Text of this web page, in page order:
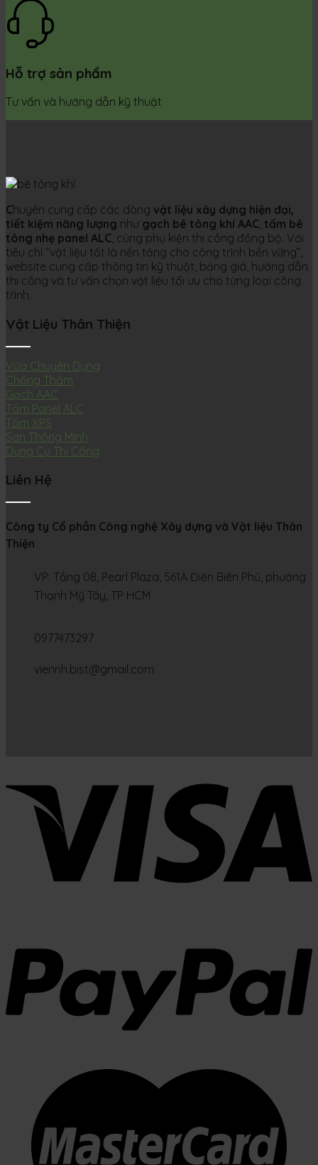
Hỗ trợ sản phẩm
Tư vấn và hướng dẫn kỹ thuật
Chuyên cung cấp các dòng vật liệu xây dựng hiện đại,
tiết kiệm năng lượng như gạch bê tông khí AAC, tấm bê
tông nhẹ panel ALC, cùng phụ kiện thi công đồng bộ. Với
tiêu chí “vật liệu tốt là nền tảng cho công trình bền vững”,
website cung cấp thông tin kỹ thuật, bảng giá, hướng dẫn
thi công và tư vấn chọn vật liệu tối ưu cho từng loại công
trình.
Vật Liệu Thân Thiện
Vữa Chuyên Dụng
Chống Thấm
Gạch AAC
Tấm Panel ALC
Tấm XPS
Sơn Thông Minh
Dụng Cụ Thi Công
Liên Hệ
Công ty Cổ phần Công nghệ Xây dựng và Vật liệu Thân
Thiện
VP: Tầng 08, Pearl Plaza, 561A Điện Biên Phủ, phường
Thạnh Mỹ Tây, TP HCM
0977473297
viennh.bist@gmail.com